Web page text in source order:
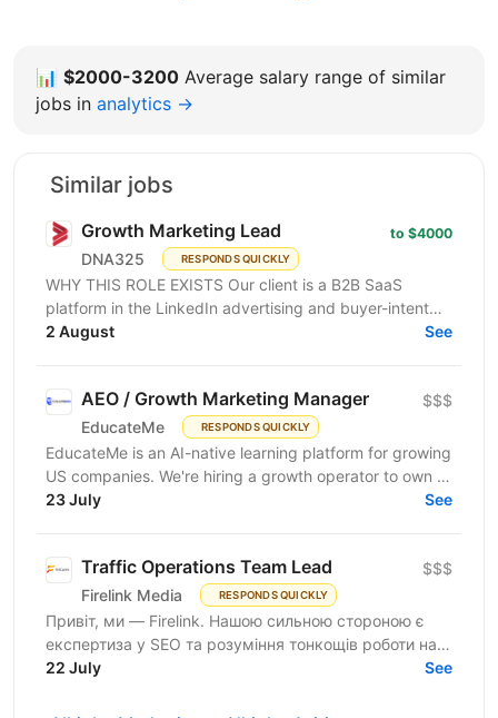
📊 $2000-3200 Average salary range of similar
jobs in analytics →
Similar jobs
Growth Marketing Lead
DNA325 RESPONDS QUICKLY
to $4000
WHY THIS ROLE EXISTS Our client is a B2B SaaS
platform in the LinkedIn advertising and buyer-intent
intelligence space — a funded, growth-stage product...
2 August See
AEO / Growth Marketing Manager
EducateMe RESPONDS QUICKLY
$$$
EducateMe is an AI-native learning platform for growing
US companies. We're hiring a growth operator to own a
23 July See
Traffic Operations Team Lead
Firelink Media RESPONDS QUICKLY
$$$
Привіт, ми — Firelink. Нашою сильною стороною є
експертиза у SEO та розуміння тонкощів роботи на
22 July See